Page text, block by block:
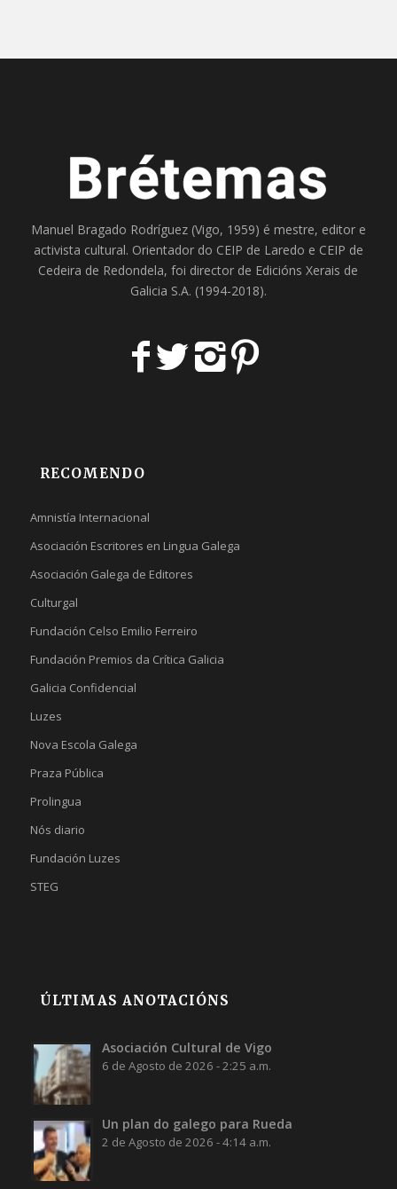
Manuel Bragado Rodríguez (Vigo, 1959) é mestre, editor e
activista cultural. Orientador do CEIP de Laredo e CEIP de
Cedeira de Redondela, foi director de Edicións Xerais de
Galicia S.A. (1994-2018).
RECOMENDO
Amnistía Internacional
Asociación Escritores en Lingua Galega
Asociación Galega de Editores
Culturgal
Fundación Celso Emilio Ferreiro
Fundación Premios da Crítica Galicia
Galicia Confidencial
Luzes
Nova Escola Galega
Praza Pública
Prolingua
Nós diario
Fundación Luzes
STEG
ÚLTIMAS ANOTACIÓNS
Asociación Cultural de Vigo
6 de Agosto de 2026 - 2:25 a.m.
Un plan do galego para Rueda
2 de Agosto de 2026 - 4:14 a.m.